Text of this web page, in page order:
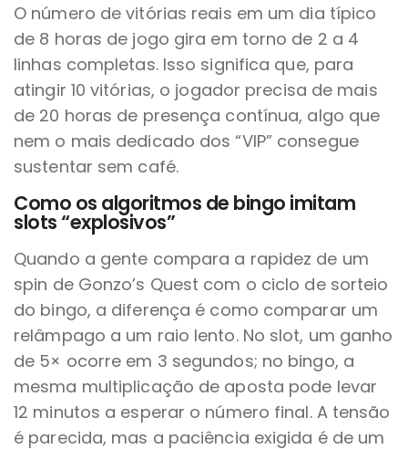
O número de vitórias reais em um dia típico
de 8 horas de jogo gira em torno de 2 a 4
linhas completas. Isso significa que, para
atingir 10 vitórias, o jogador precisa de mais
de 20 horas de presença contínua, algo que
nem o mais dedicado dos “VIP” consegue
sustentar sem café.
Como os algoritmos de bingo imitam
slots “explosivos”
Quando a gente compara a rapidez de um
spin de Gonzo’s Quest com o ciclo de sorteio
do bingo, a diferença é como comparar um
relâmpago a um raio lento. No slot, um ganho
de 5× ocorre em 3 segundos; no bingo, a
mesma multiplicação de aposta pode levar
12 minutos a esperar o número final. A tensão
é parecida, mas a paciência exigida é de um